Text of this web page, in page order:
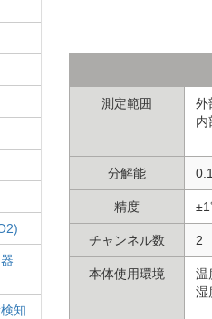
測定範囲
外
分解能
精度
チャンネル数 2
本体使用環境
温
湿
知